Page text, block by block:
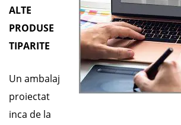
ALTE
PRODUSE
TIPARITE
Un ambalaj
proiectat
inca de la